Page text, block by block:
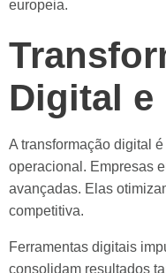
europeia.
Digital e
A transformação digital
operacional. Empresas
avançadas. Elas
competitiva.
Ferramentas digitais
consolidam resultados